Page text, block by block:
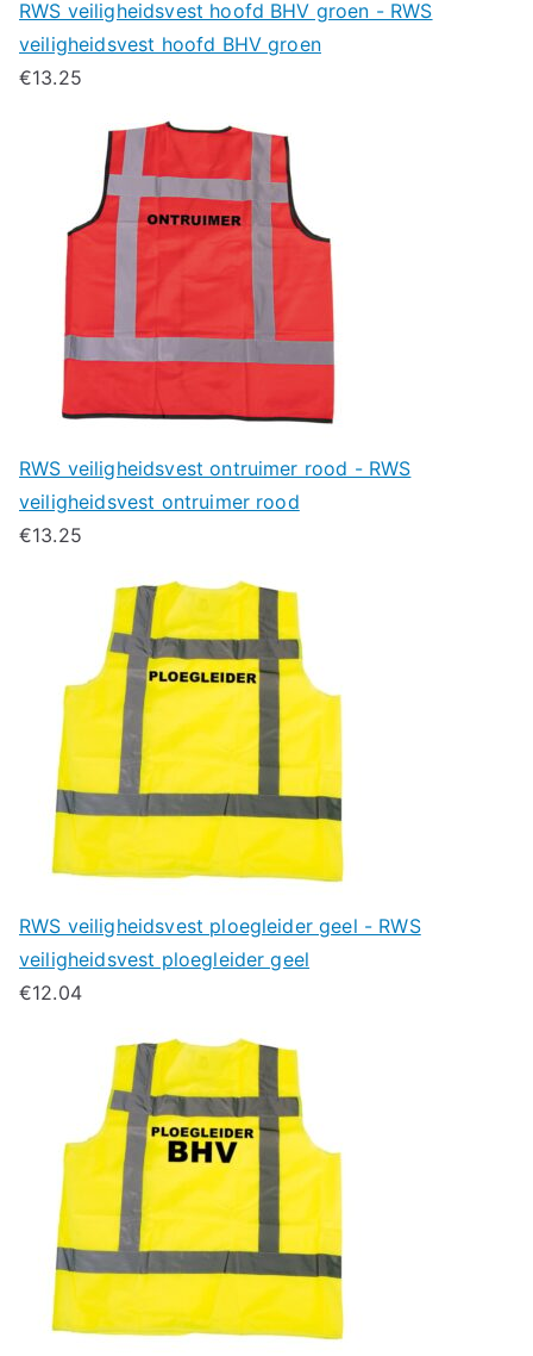
RWS veiligheidsvest hoofd BHV groen - RWS
veiligheidsvest hoofd BHV groen
€13.25
RWS veiligheidsvest ontruimer rood - RWS
veiligheidsvest ontruimer rood
€13.25
RWS veiligheidsvest ploegleider geel - RWS
veiligheidsvest ploegleider geel
€12.04